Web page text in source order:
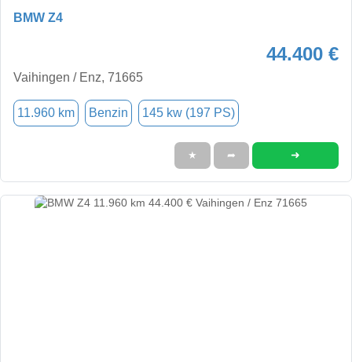
BMW Z4
44.400 €
Vaihingen / Enz, 71665
11.960 km Benzin 145 kw (197 PS)
★ ➦ ➜